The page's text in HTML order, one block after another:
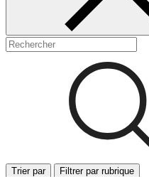
Trier par Filtrer par rubrique